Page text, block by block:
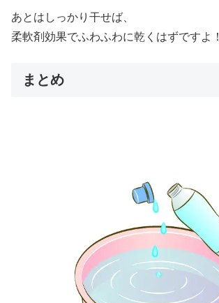
あとはしっかり干せば、
柔軟剤効果でふわふわに乾くはずですよ！
まとめ